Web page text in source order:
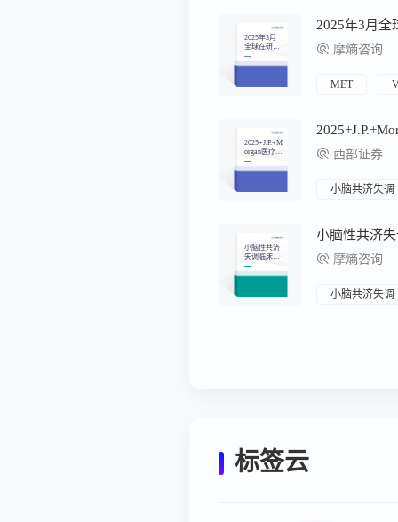
2025年3月
全球在研新
药月报
2025年3月全
摩熵咨询
MET
2025+J.P.+M
organ医疗健
康行业大会
MNC总结
西部证券
小脑共济失调
小脑性共济
失调临床研
究进展及发
展趋势报告
小脑性共济
摩熵咨询
小脑共济失调
标签云